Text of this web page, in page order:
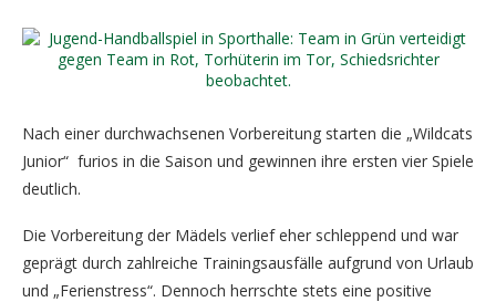
Nach einer durchwachsenen Vorbereitung starten die „Wildcats
Junior“ furios in die Saison und gewinnen ihre ersten vier Spiele
deutlich.
Die Vorbereitung der Mädels verlief eher schleppend und war
geprägt durch zahlreiche Trainingsausfälle aufgrund von Urlaub
und „Ferienstress“. Dennoch herrschte stets eine positive